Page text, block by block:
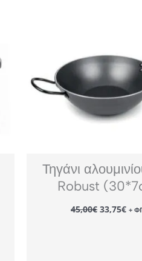
Τηγάνι
Robust
45,00€ Original
price
33,75€Η+